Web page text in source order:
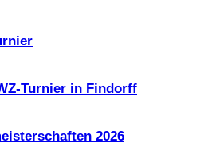
Turnier in Findorff
2026